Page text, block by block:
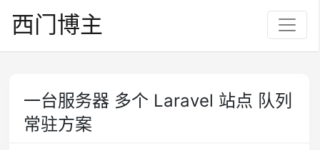
西门博主
一台服务器 多个 Laravel 站点 队列
常驻方案